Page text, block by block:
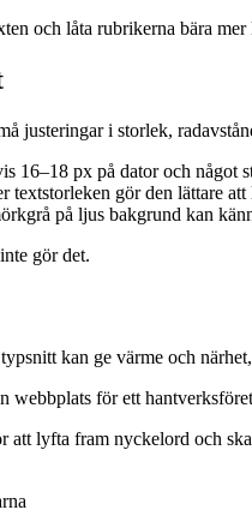
och låta rubrikerna bära mer
justeringar i storlek,
16–18 px på dator och något
textstorleken gör den lättare att
på ljus bakgrund kan
gör det.
kan ge värme och
för ett
att lyfta fram nyckelord och